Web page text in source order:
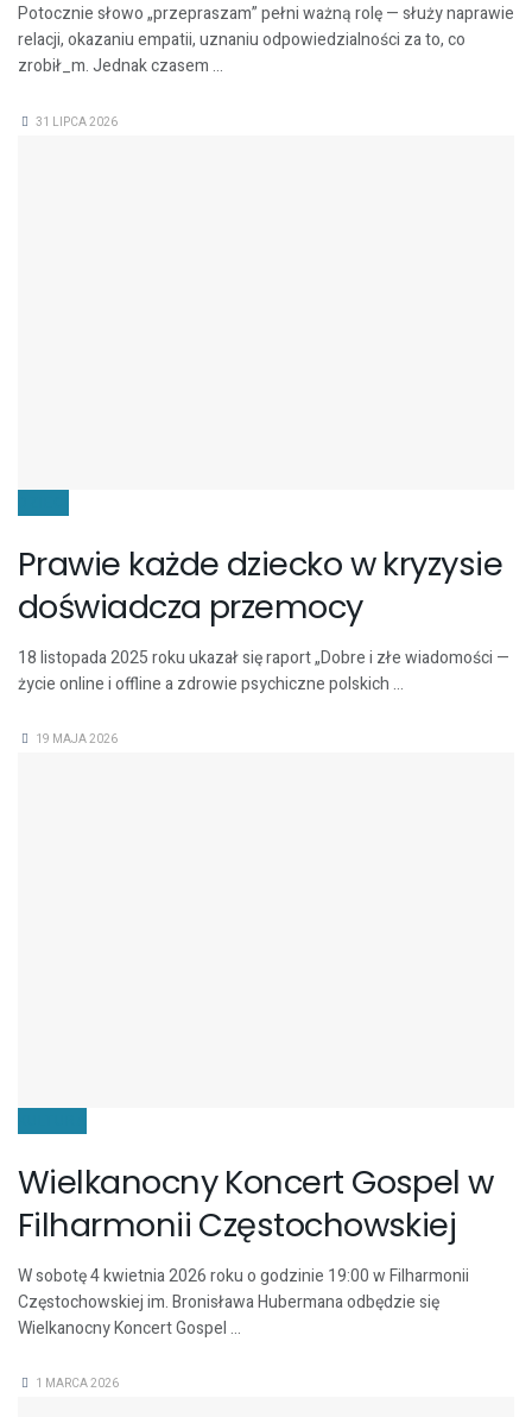
Potocznie słowo „przepraszam” pełni ważną rolę — służy naprawie
relacji, okazaniu empatii, uznaniu odpowiedzialności za to, co
zrobił_m. Jednak czasem ...
31 LIPCA 2026
Prawie każde dziecko w kryzysie
doświadcza przemocy
18 listopada 2025 roku ukazał się raport „Dobre i złe wiadomości —
życie online i offline a zdrowie psychiczne polskich ...
19 MAJA 2026
Wielkanocny Koncert Gospel w
Filharmonii Częstochowskiej
W sobotę 4 kwietnia 2026 roku o godzinie 19:00 w Filharmonii
Częstochowskiej im. Bronisława Hubermana odbędzie się
Wielkanocny Koncert Gospel ...
1 MARCA 2026